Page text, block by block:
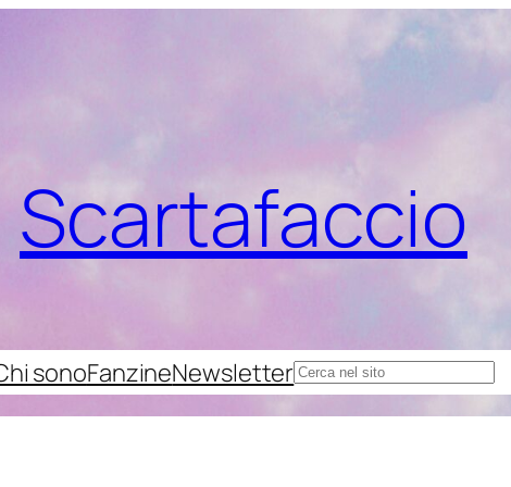
Scartafaccio
sonoFanzineNewsletterCerca